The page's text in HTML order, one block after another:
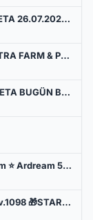
RavionKO⚔️AphellioS⚔️v23x⚔️Farm⚔️BETA 26.07.2026 [21:00] ⚔️OFFİCAL 31.07.2026 [21:00]⚔️Bakiye Ödüllü
⚔️ SULTANKO.COM ⚔️ ⭐ SULTAN ⭐ ✅ ULTRA FARM & PK OFFİCAL 29 MAYIS 22:00 ✅ ⭐ V.24xx ⭐
🔥 Ionia Online GENESIS v1098 MYKO BETA BUGÜN BAŞLIYOR! 🔥
▆ ▅ ▃ ▂⭐Kn2NetworkOnline ⭐ Hazır İtem ⭐ Ardream 59/1⭐AZZORA Server Online ▂ ▃ ▅
⚔️ MYKONETWORK || Cift Client v1453 v.1098 🎁STARTER PAKET ÜCRETSİZ 🎁 14 Agustos- 22:00 GMT